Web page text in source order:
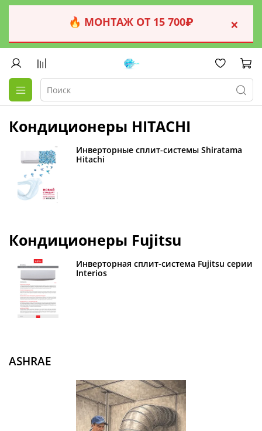
🔥 МОНТАЖ ОТ 15 700₽ ×
ASHRAE
Кондиционеры HITACHI
Инверторные сплит-системы Shiratama
Hitachi
Кондиционеры Fujitsu
Инверторная сплит-система Fujitsu серии
Interios